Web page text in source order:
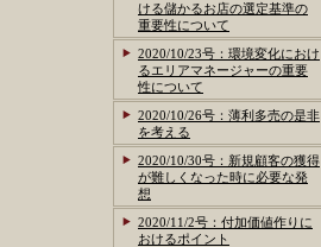
ける儲かるお店の選定基準の
重要性について
2020/10/23号：環境変化におけ
るエリアマネージャーの重要
性について
2020/10/26号：薄利多売の是非
を考える
2020/10/30号：新規顧客の獲得
が難しくなった時に必要な発
想
2020/11/2号：付加価値作りに
おけるポイント